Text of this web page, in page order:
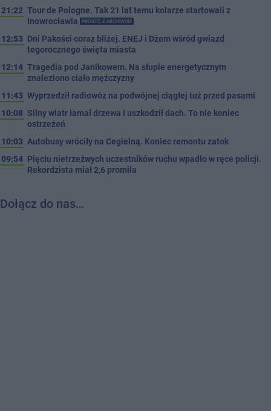
21:22 Tour de Pologne. Tak 21 lat temu kolarze startowali z
Inowrocławia
PROSTO Z ARCHIWUM
12:53 Dni Pakości coraz bliżej. ENEJ i Dżem wśród gwiazd
tegorocznego święta miasta
12:14 Tragedia pod Janikowem. Na słupie energetycznym
znaleziono ciało mężczyzny
11:43 Wyprzedził radiowóz na podwójnej ciągłej tuż przed pasami
10:08 Silny wiatr łamał drzewa i uszkodził dach. To nie koniec
ostrzeżeń
10:03 Autobusy wróciły na Cegielną. Koniec remontu zatok
09:54 Pięciu nietrzeźwych uczestników ruchu wpadło w ręce policji.
Rekordzista miał 2,6 promila
Dołącz do nas…